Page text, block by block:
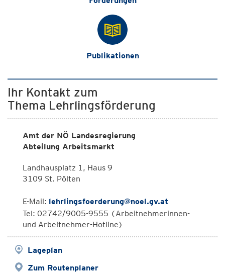
Publikationen
Ihr Kontakt zum
Thema Lehrlingsförderung
Amt der NÖ Landesregierung
Abteilung Arbeitsmarkt
Landhausplatz 1, Haus 9
3109 St. Pölten
E-Mail: lehrlingsfoerderung@noel.gv.at
Tel: 02742/9005-9555 (Arbeitnehmerinnen-
und Arbeitnehmer-Hotline)
Lageplan
Zum Routenplaner